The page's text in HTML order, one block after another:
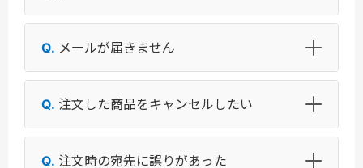
メールが届きません
注文した商品をキャンセルしたい
注文時の宛先に誤りがあった